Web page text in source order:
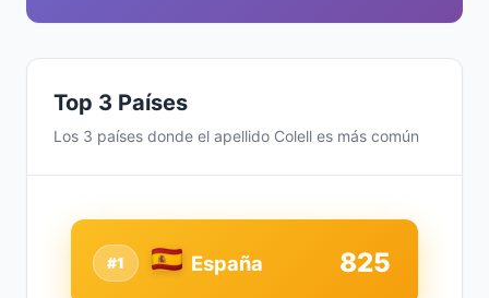
Top 3 Países
Los 3 países donde el apellido Colell es más común
#1 España 825